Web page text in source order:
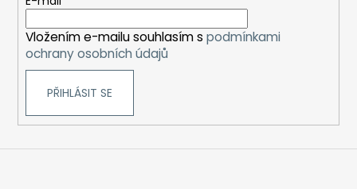
Vložením e-mailu souhlasím s podmínkami
ochrany osobních údajů
PŘIHLÁSIT SE